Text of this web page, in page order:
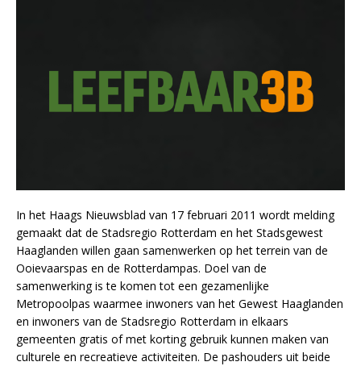
In het Haags Nieuwsblad van 17 februari 2011 wordt melding
gemaakt dat de Stadsregio Rotterdam en het Stadsgewest
Haaglanden willen gaan samenwerken op het terrein van de
Ooievaarspas en de Rotterdampas. Doel van de
samenwerking is te komen tot een gezamenlijke
Metropoolpas waarmee inwoners van het Gewest Haaglanden
en inwoners van de Stadsregio Rotterdam in elkaars
gemeenten gratis of met korting gebruik kunnen maken van
culturele en recreatieve activiteiten. De pashouders uit beide